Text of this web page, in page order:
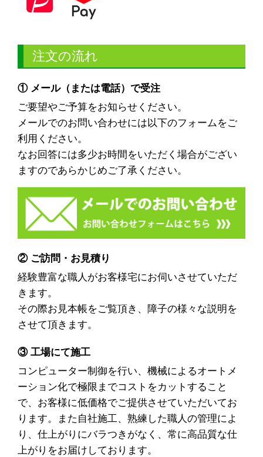
注文の流れ
① メール（または電話）で受注
ご要望やご予算をお知らせください。
メールでのお問い合わせには以下のフォームをご
利用ください。
なお回答には多少お時間をいただく場合がござい
ますのであらかじめご了承ください。
② ご訪問・お見積り
経験豊富な職人がお客様宅にお伺いさせていただ
きます。
その際お見本帳をご覧頂き、障子の様々な説明を
させて頂きます。
③ 工場にて施工
コンピューター制御を行い、機械によるオートメ
ーション化で極限までコストをカットすること
で、お客様に低価格でご提供させていただいてお
ります。また自社施工、熟練した職人の管理によ
り、仕上がりにバラつきがなく、常に高品質な仕
上がりをお届けしております。